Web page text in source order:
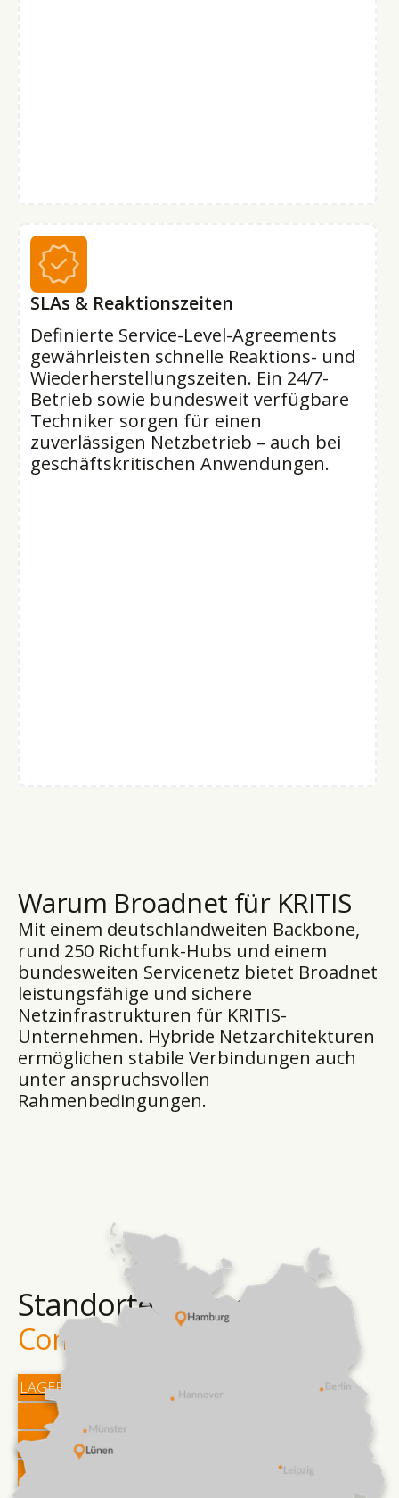
SLAs & Reaktionszeiten
Definierte Service-Level-Agreements
gewährleisten schnelle Reaktions- und
Wiederherstellungszeiten. Ein 24/7-
Betrieb sowie bundesweit verfügbare
Techniker sorgen für einen
zuverlässigen Netzbetrieb – auch bei
geschäftskritischen Anwendungen.
Warum Broadnet für KRITIS
Mit einem deutschlandweiten Backbone,
rund 250 Richtfunk-Hubs und einem
bundesweiten Servicenetz bietet Broadnet
leistungsfähige und sichere
Netzinfrastrukturen für KRITIS-
Unternehmen. Hybride Netzarchitekturen
ermöglichen stabile Verbindungen auch
unter anspruchsvollen
Rahmenbedingungen.
Standorte & Accesslayer
Compart IT-Group
LAGER- UND LOGISTIK-STANDORTE
IDEALE ACCESS LAYER REICHWEITE